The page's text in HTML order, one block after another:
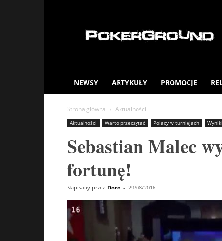
NEWSY ARTYKUŁY PROMOCJE
Strona główna Aktualności
Aktualności Warto przeczytać Polacy w turniejach Wyniki
Sebastian Malec
fortunę!
Napisany przez Doro - 29/08/2016